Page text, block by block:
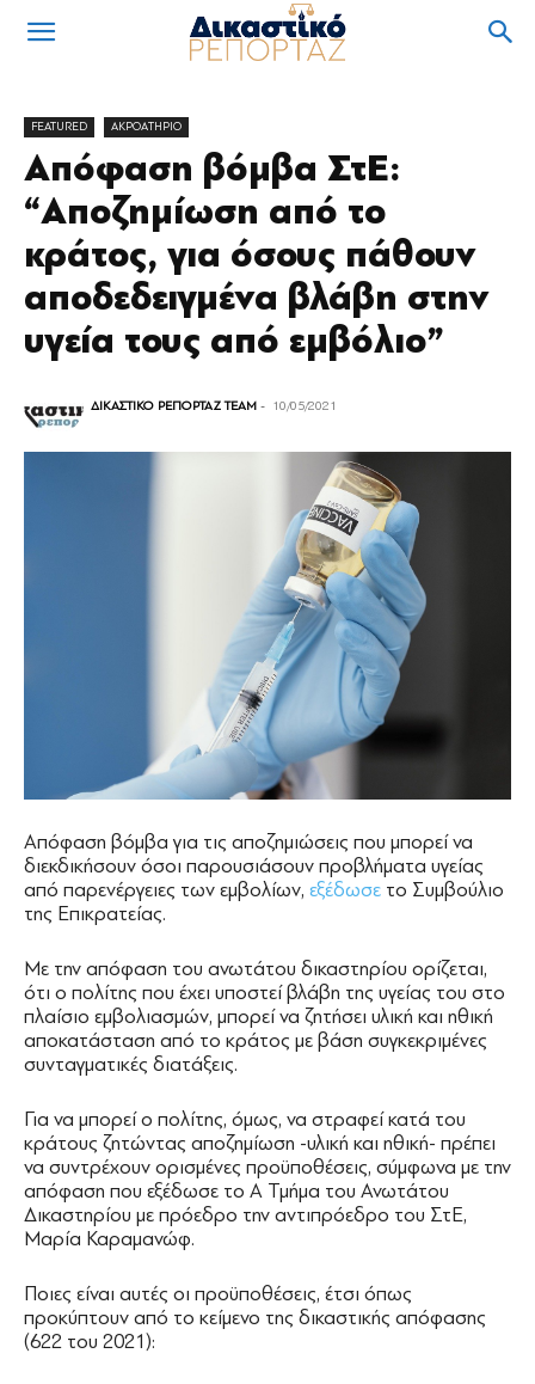
FEATURED ΑΚΡΟΑΤΗΡΙΟ
Απόφαση βόμβα ΣτΕ:
“Αποζημίωση από το
κράτος, για όσους πάθουν
αποδεδειγμένα βλάβη στην
υγεία τους από εμβόλιο”
ΔΙΚΑΣΤΙΚΟ ΡΕΠΟΡΤΑΖ TEAM - 10/05/2021
Απόφαση βόμβα για τις αποζημιώσεις που μπορεί να
διεκδικήσουν όσοι παρουσιάσουν προβλήματα υγείας
από παρενέργειες των εμβολίων, εξέδωσε το Συμβούλιο
της Επικρατείας.
Με την απόφαση του ανωτάτου δικαστηρίου ορίζεται,
ότι ο πολίτης που έχει υποστεί βλάβη της υγείας του στο
πλαίσιο εμβολιασμών, μπορεί να ζητήσει υλική και ηθική
αποκατάσταση από το κράτος με βάση συγκεκριμένες
συνταγματικές διατάξεις.
Για να μπορεί ο πολίτης, όμως, να στραφεί κατά του
κράτους ζητώντας αποζημίωση -υλική και ηθική- πρέπει
να συντρέχουν ορισμένες προϋποθέσεις, σύμφωνα με την
απόφαση που εξέδωσε το Α Τμήμα του Ανωτάτου
Δικαστηρίου με πρόεδρο την αντιπρόεδρο του ΣτΕ,
Μαρία Καραμανώφ.
Ποιες είναι αυτές οι προϋποθέσεις, έτσι όπως
προκύπτουν από το κείμενο της δικαστικής απόφασης
(622 του 2021):